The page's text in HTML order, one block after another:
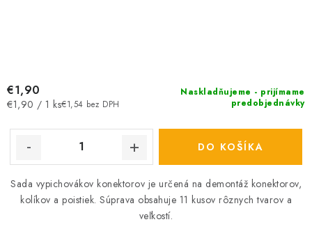
Naskladňujeme - prijímame
predobjednávky
€1,54 bez DPH
€1,90
Jednotková
€1,90 / 1 ks
DO KOŠÍKA
Sada vypichovákov konektorov je určená na demontáž konektorov,
kolíkov a poistiek. Súprava obsahuje 11 kusov rôznych tvarov a
veľkostí.